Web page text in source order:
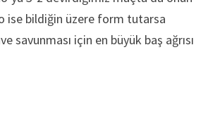
ise bildiğin üzere form tutarsa
savunması için en büyük baş ağrısı